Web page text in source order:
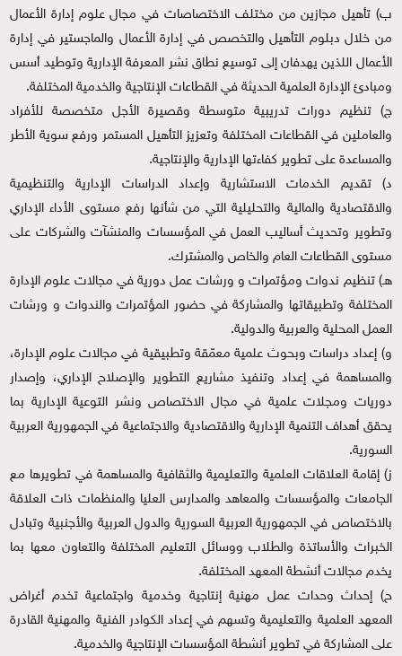
ب‌) تأهيل مجازين من مختلف الاختصاصات في مجال علوم إدارة الأعمال
من خلال دبلوم التأهيل والتخصص في إدارة الأعمال والماجستير في إدارة
الأعمال اللذين يهدفان إلى توسيع نطاق نشر المعرفة الإدارية وتوطيد أسس
ومبادئ الإدارة العلمية الحديثة في القطاعات الإنتاجية والخدمية المختلفة.
ج) تنظيم دورات تدريبية متوسطة وقصيرة الأجل متخصصة للأفراد
والعاملين في القطاعات المختلفة وتعزيز التأهيل المستمر ورفع سوية الأطر
والمساعدة على تطوير كفاءتها الإدارية والإنتاجية.
د) تقديم الخدمات الاستشارية وإعداد الدراسات الإدارية والتنظيمية
والاقتصادية والمالية والتحليلية التي من شأنها رفع مستوى الأداء الإداري
وتطوير وتحديث أساليب العمل في المؤسسات والمنشآت والشركات على
مستوى القطاعات العام والخاص والمشترك.
هـ) تنظيم ندوات ومؤتمرات و ورشات عمل دورية في مجالات علوم الإدارة
المختلفة وتطبيقاتها والمشاركة في حضور المؤتمرات والندوات و ورشات
العمل المحلية والعربية والدولية.
و) إعداد دراسات وبحوث علمية معمّقة وتطبيقية في مجالات علوم الإدارة،
والمساهمة في إعداد وتنفيذ مشاريع التطوير والإصلاح الإداري، وإصدار
دوريات ومجلات علمية في مجال الاختصاص ونشر التوعية الإدارية بما
يحقق أهداف التنمية الإدارية والاقتصادية والاجتماعية في الجمهورية العربية
السورية.
ز) إقامة العلاقات العلمية والتعليمية والثقافية والمساهمة في تطويرها مع
الجامعات والمؤسسات والمعاهد والمدارس العليا والمنظمات ذات العلاقة
بالاختصاص في الجمهورية العربية السورية والدول العربية والأجنبية وتبادل
الخبرات والأساتذة والطلاب ووسائل التعليم المختلفة والتعاون معها بما
يخدم مجالات أنشطة المعهد المختلفة.
ح) إحداث وحدات عمل مهنية إنتاجية وخدمية واجتماعية تخدم أغراض
المعهد العلمية والتعليمية وتسهم في إعداد الكوادر الفنية والمهنية القادرة
على المشاركة في تطوير أنشطة المؤسسات الإنتاجية والخدمية.